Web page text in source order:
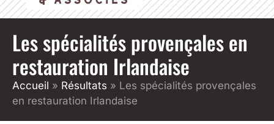
Les spécialités provençales en
restauration Irlandaise
Accueil » Résultats » Les spécialités provençales
en restauration Irlandaise